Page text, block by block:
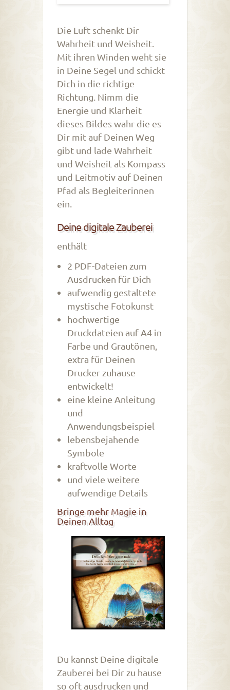
Die Luft schenkt Dir
Wahrheit und Weisheit.
Mit ihren Winden weht sie
in Deine Segel und schickt
Dich in die richtige
Richtung. Nimm die
Energie und Klarheit
dieses Bildes wahr die es
Dir mit auf Deinen Weg
gibt und lade Wahrheit
und Weisheit als Kompass
und Leitmotiv auf Deinen
Pfad als Begleiterinnen
ein.
Deine digitale Zauberei
enthält
2 PDF-Dateien zum
Ausdrucken für Dich
aufwendig gestaltete
mystische Fotokunst
hochwertige
Druckdateien auf A4 in
Farbe und Grautönen,
extra für Deinen
Drucker zuhause
entwickelt!
eine kleine Anleitung
und
Anwendungsbeispiel
lebensbejahende
Symbole
kraftvolle Worte
und viele weitere
aufwendige Details
Bringe mehr Magie in
Deinen Alltag
Du kannst Deine digitale
Zauberei bei Dir zu hause
so oft ausdrucken und